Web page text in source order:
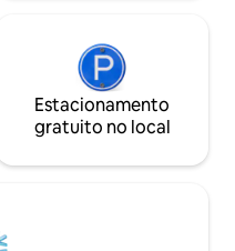
Estacionamento
gratuito no local